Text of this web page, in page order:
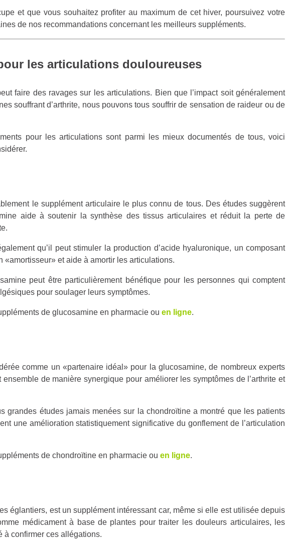
et que vous souhaitez profiter au maximum de cet hiver, poursuivez votre
de nos recommandations concernant les meilleurs suppléments.
les articulations douloureuses
faire des ravages sur les articulations. Bien que l’impact soit généralement
souffrant d’arthrite, nous pouvons tous souffrir de sensation de raideur ou de
pour les articulations sont parmi les mieux documentés de tous, voici
le supplément articulaire le plus connu de tous. Des études suggèrent
aide à soutenir la synthèse des tissus articulaires et réduit la perte de
qu’il peut stimuler la production d’acide hyaluronique, un composant
«amortisseur» et aide à amortir les articulations.
peut être particulièrement bénéfique pour les personnes qui comptent
pour soulager leurs symptômes.
de glucosamine en pharmacie ou en ligne.
comme un «partenaire idéal» pour la glucosamine, de nombreux experts
ensemble de manière synergique pour améliorer les symptômes de l’arthrite et
grandes études jamais menées sur la chondroïtine a montré que les patients
une amélioration statistiquement significative du gonflement de l’articulation
de chondroïtine en pharmacie ou en ligne.
églantiers, est un supplément intéressant car, même si elle est utilisée depuis
médicament à base de plantes pour traiter les douleurs articulaires, les
à confirmer ces allégations.